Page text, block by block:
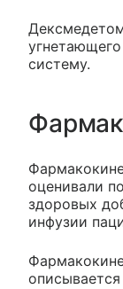
систему.
оценивали
здоровых
инфузии